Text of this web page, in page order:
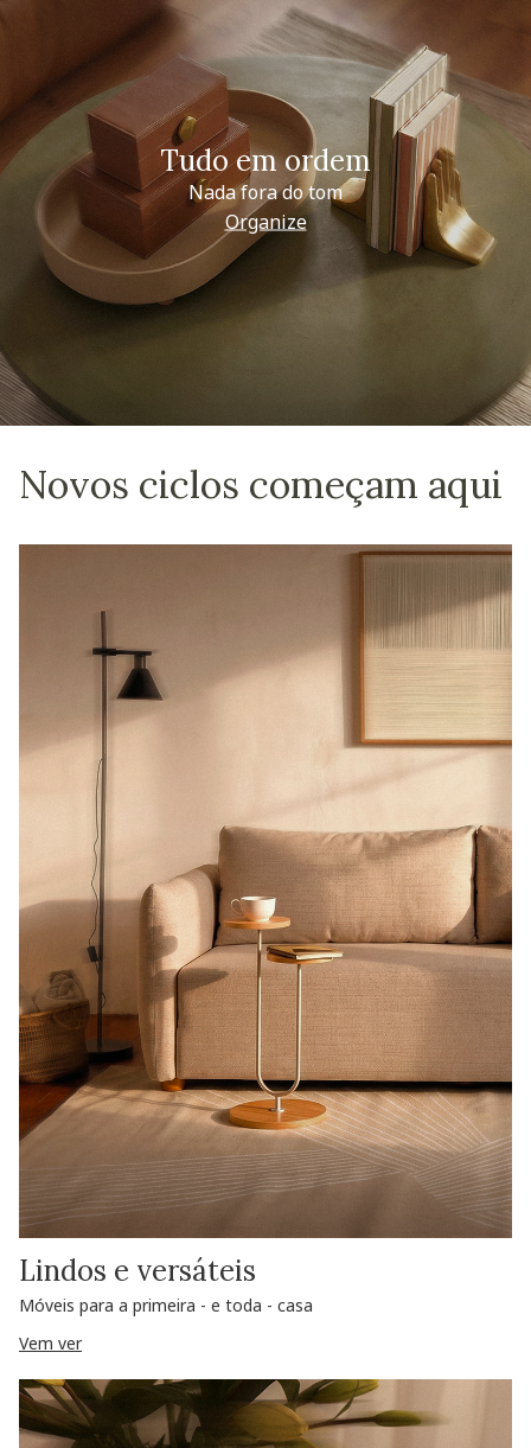
Tudo em ordem
Nada fora do tom
Organize
Novos ciclos começam aqui
Lindos e versáteis
Móveis para a primeira - e toda - casa
Vem ver